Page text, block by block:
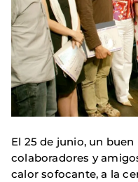
El 25 de junio, un
colaboradores y
calor sofocante, a la